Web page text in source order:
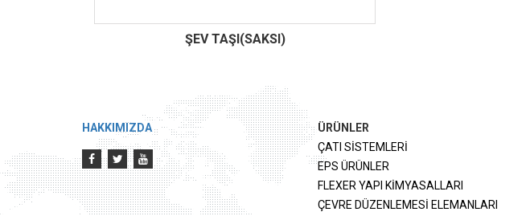
ŞEV TAŞI(SAKSI)
HAKKIMIZDA
ÜRÜNLER
ÇATI SİSTEMLERİ
EPS ÜRÜNLER
FLEXER YAPI KİMYASALLARI
ÇEVRE DÜZENLEMESİ ELEMANLARI